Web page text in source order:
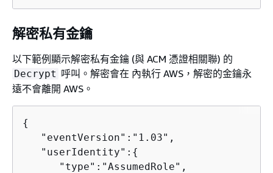
解密私有金鑰
以下範例顯示解密私有金鑰 (與 ACM 憑證相關聯) 的
Decrypt 呼叫。解密會在 內執行 AWS，解密的金鑰永
遠不會離開 AWS。
{
   "eventVersion":"1.03",
   "userIdentity":
{
      "type":"AssumedRole",